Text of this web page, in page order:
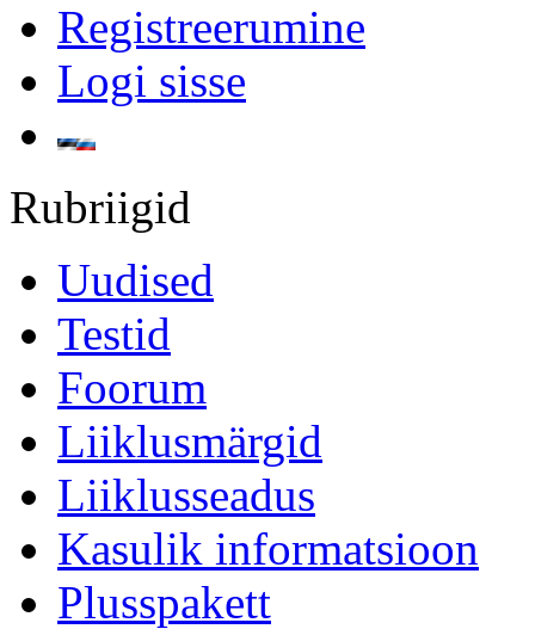
Registreerumine
Logi sisse
Rubriigid
Uudised
Testid
Foorum
Liiklusmärgid
Liiklusseadus
Kasulik informatsioon
Plusspakett